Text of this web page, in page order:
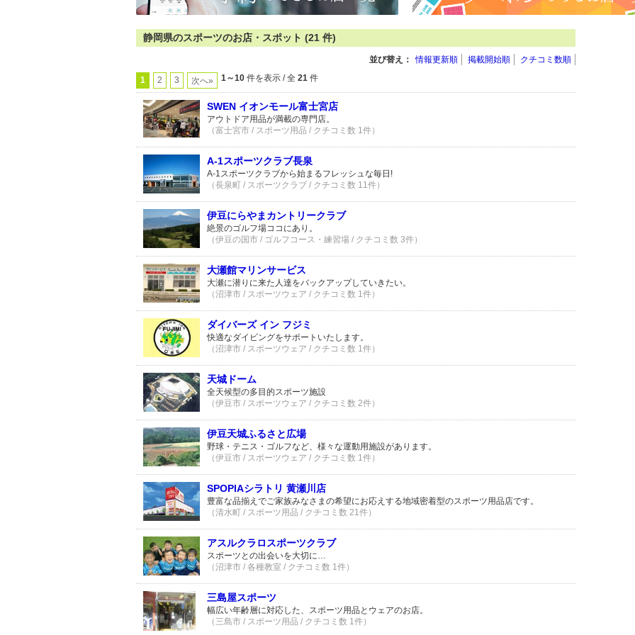
静岡県のスポーツのお店・スポット (21 件)
並び替え： 情報更新順 掲載開始順 クチコミ数順
1 2 3 次へ» 1～10 件を表示 / 全 21 件
SWEN イオンモール富士宮店
アウトドア用品が満載の専門店。
（富士宮市 / スポーツ用品 / クチコミ数 1件）
A-1スポーツクラブ長泉
A-1スポーツクラブから始まるフレッシュな毎日!
（長泉町 / スポーツクラブ / クチコミ数 11件）
伊豆にらやまカントリークラブ
絶景のゴルフ場ココにあり。
（伊豆の国市 / ゴルフコース・練習場 / クチコミ数 3件）
大瀬館マリンサービス
大瀬に潜りに来た人達をバックアップしていきたい。
（沼津市 / スポーツウェア / クチコミ数 1件）
ダイバーズ イン フジミ
快適なダイビングをサポートいたします。
（沼津市 / スポーツウェア / クチコミ数 1件）
天城ドーム
全天候型の多目的スポーツ施設
（伊豆市 / スポーツウェア / クチコミ数 2件）
伊豆天城ふるさと広場
野球・テニス・ゴルフなど、様々な運動用施設があります。
（伊豆市 / スポーツウェア / クチコミ数 1件）
SPOPIAシラトリ 黄瀬川店
豊富な品揃えでご家族みなさまの希望にお応えする地域密着型のスポーツ用品店です。
（清水町 / スポーツ用品 / クチコミ数 21件）
アスルクラロスポーツクラブ
スポーツとの出会いを大切に…
（沼津市 / 各種教室 / クチコミ数 1件）
三島屋スポーツ
幅広い年齢層に対応した、スポーツ用品とウェアのお店。
（三島市 / スポーツ用品 / クチコミ数 1件）